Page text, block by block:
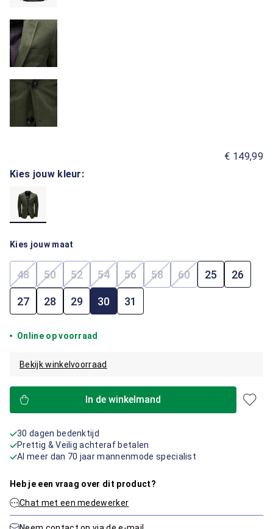
€ 149,99
Kies jouw kleur:
Kies jouw maat
48(Deze optie is momenteel niet beschikbaar.)
50(Deze optie is momenteel niet beschikbaar.)
52(Deze optie is momenteel niet beschikbaar.)
54(Deze optie is momenteel niet
56(Deze optie is momenteel niet
58(Deze optie is momenteel
60(Deze optie is
25 26
27 28 29 30 31
Online op voorraad
Bekijk winkelvoorraad
In de winkelmand
30 dagen bedenktijd
Prettig & Veilig achteraf betalen
Al meer dan 70 jaar mannenmode specialist
Heb je een vraag over dit product?
Chat met een medewerker